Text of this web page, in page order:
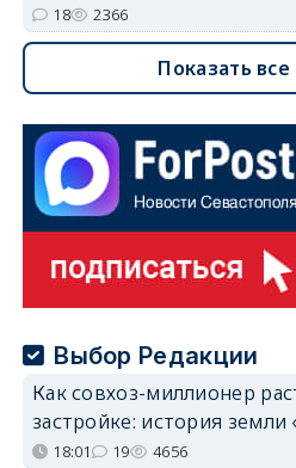
18 2366
Показать все
Выбор Редакции
Как совхоз-миллионер
застройке: история земли
18:01 19 4656